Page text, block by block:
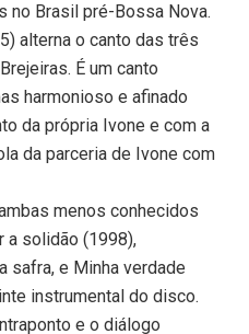
no Brasil pré-Bossa Nova.
alterna o canto das três
É um canto
harmonioso e afinado
da própria Ivone e com a
da parceria de Ivone com
menos conhecidos
a solidão (1998),
safra, e Minha verdade
instrumental do disco.
e o diálogo